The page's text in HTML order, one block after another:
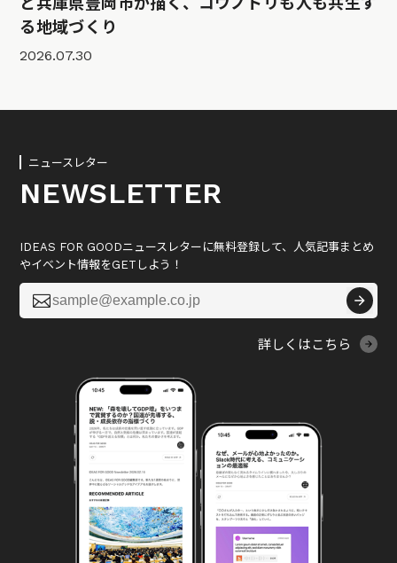
る地域づくり
2026.07.30
ニュースレター
NEWSLETTER
IDEAS FOR GOODニュースレターに無料登録して、人気記事まとめ
やイベント情報をGETしよう！

詳しくはこちら